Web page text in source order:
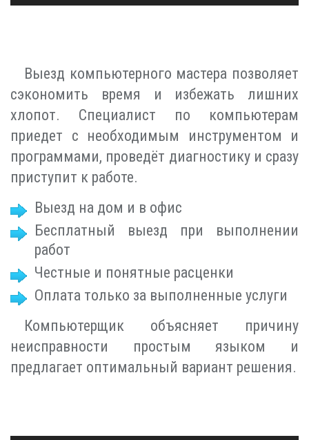
Выезд компьютерного мастера позволяет
сэкономить время и избежать лишних
хлопот. Специалист по компьютерам
приедет с необходимым инструментом и
программами, проведёт диагностику и сразу
приступит к работе.
Выезд на дом и в офис
Бесплатный выезд при выполнении
работ
Честные и понятные расценки
Оплата только за выполненные услуги
Компьютерщик объясняет причину
неисправности простым языком и
предлагает оптимальный вариант решения.